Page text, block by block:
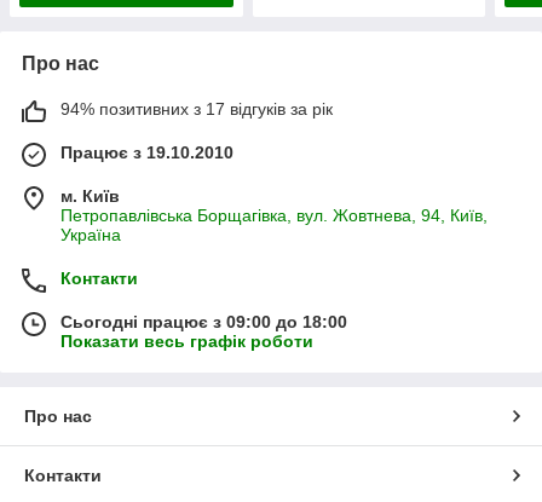
Про нас
94% позитивних з 17 відгуків за рік
Працює з 19.10.2010
м. Київ
Петропавлівська Борщагівка, вул. Жовтнева, 94, Київ,
Україна
Контакти
Сьогодні працює з 09:00 до 18:00
Показати весь графік роботи
Про нас
Контакти